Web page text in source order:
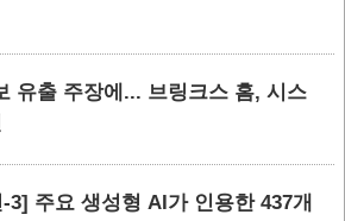
유출 주장에... 브링크스 홈, 시스
3] 주요 생성형 AI가 인용한 437개